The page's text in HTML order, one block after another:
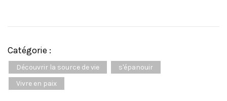
Catégorie :
Découvrir la source de vie
s'épanouir
Vivre en paix